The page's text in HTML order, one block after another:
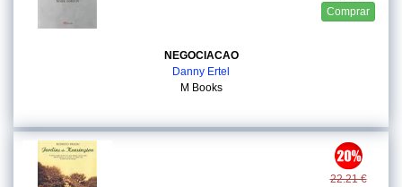
Comprar
NEGOCIACAO
Danny Ertel
M Books
22.21 €